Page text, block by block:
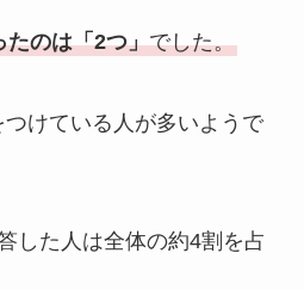
たのは「2つ」でした。
けている人が多いようで
した人は全体の約4割を占